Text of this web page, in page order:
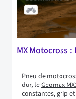
MX Motocross :
Pneu de
dur, leGeomax
constantes, grip